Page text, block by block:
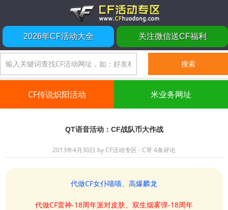
2026年CF活动大全 关注微信送CF福利
CF传说炽阳活动 米业务网址
QT语音活动：CF战队币大作战
2013年4月30日 byCF活动专区 - C哥4条评论
代做CF女仆喵喵、高爆麟龙
代做CF雷神-18周年派对皮肤、双生烟雾弹-18周年